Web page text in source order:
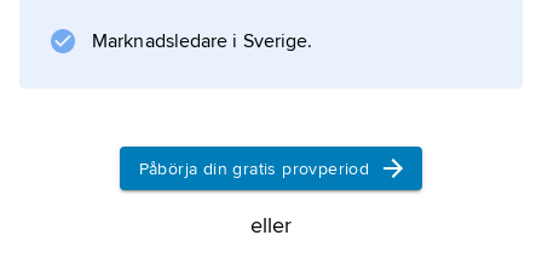
Marknadsledare i Sverige.
Påbörja din gratis provperiod
eller